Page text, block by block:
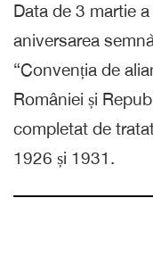
Data de 3 martie
aniversarea
“Convenția de
României și
completat de
1926 și 1931.